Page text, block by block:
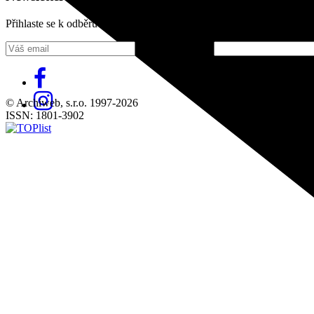
Přihlaste se k odběru našeho pravidelného týdenního newsletteru:
© Archiweb, s.r.o. 1997-2026
ISSN: 1801-3902